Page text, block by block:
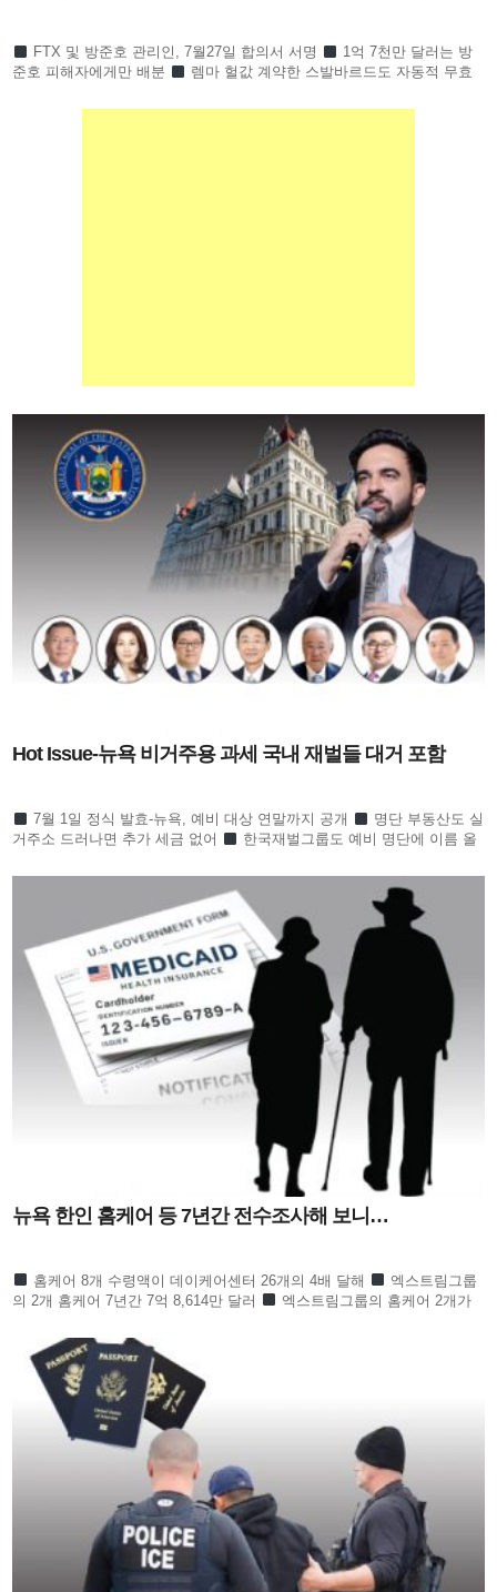
FTX 및 방준호 관리인, 7월27일 합의서 서명
1억 7천만 달러는 방
준호 피해자에게만 배분
렘마 헐값 계약한 스발바르드도 자동적 무효
Hot Issue-뉴욕 비거주용 과세 국내 재벌들 대거 포함
7월 1일 정식 발효-뉴욕, 예비 대상 연말까지 공개
명단 부동산도 실
거주소 드러나면 추가 세금 없어
한국재벌그룹도 예비 명단에 이름 올
뉴욕 한인 홈케어 등 7년간 전수조사해 보니…
홈케어 8개 수령액이 데이케어센터 26개의 4배 달해
엑스트림그룹
의 2개 홈케어 7년간 7억 8,614만 달러
엑스트림그룹의 홈케어 2개가